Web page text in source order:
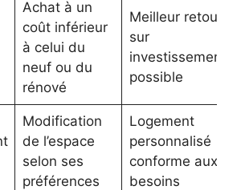
Achat à un
coût inférieur
à celui du
neuf ou du
rénové
Meilleur retour
sur
investissement
possible
Modification
de l’espace
selon ses
préférences
Logement
personnalisé
conforme aux
besoins